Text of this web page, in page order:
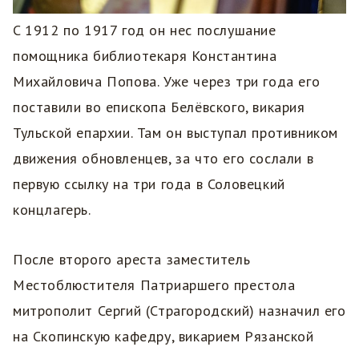
C 1912 по 1917 год он нес послушание
помощника библиотекаря Константина
Михайловича Попова. Уже через три года его
поставили во епископа Белёвского, викария
Тульской епархии. Там он выступал противником
движения обновленцев, за что его сослали в
первую ссылку на три года в Соловецкий
концлагерь.
После второго ареста заместитель
Местоблюстителя Патриаршего престола
митрополит Сергий (Страгородский) назначил его
на Скопинскую кафедру, викарием Рязанской